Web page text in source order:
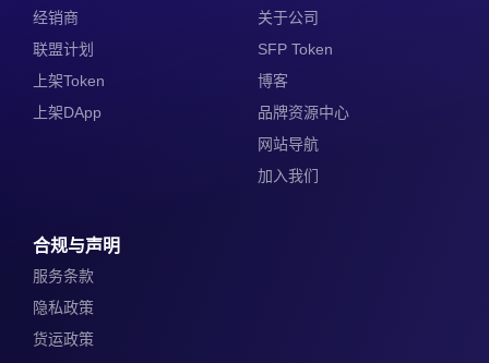
经销商
联盟计划
上架Token
上架DApp
关于公司
SFP Token
博客
品牌资源中心
网站导航
加入我们
合规与声明
服务条款
隐私政策
货运政策